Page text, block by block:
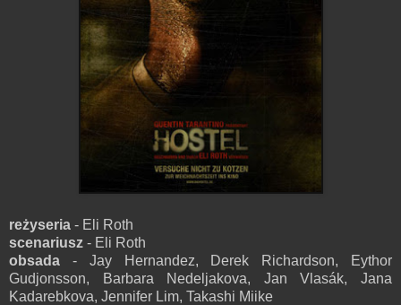
reżyseria - Eli Roth
scenariusz - Eli Roth
obsada - Jay Hernandez, Derek Richardson, Eythor
Gudjonsson, Barbara Nedeljakova, Jan Vlasák, Jana
Kadarebkova, Jennifer Lim, Takashi Miike